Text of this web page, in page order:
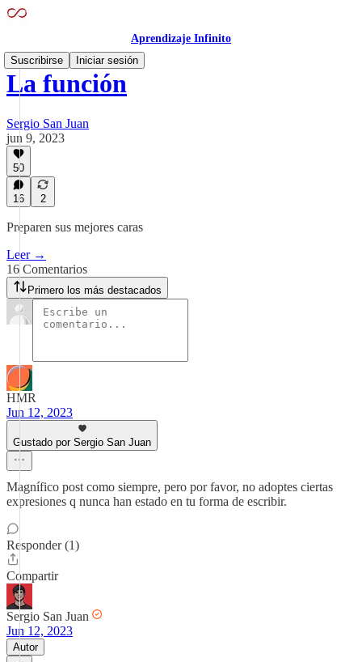
Aprendizaje Infinito
Suscribirse
Iniciar sesión
La función
Sergio San Juan
jun 9, 2023
50
16 2
Preparen sus mejores caras
Leer →
16 Comentarios
Primero los más destacados
HMR
Jun 12, 2023
Gustado por Sergio San Juan
Magnífico post como siempre, pero por favor, no adoptes ciertas
expresiones q nunca han estado en tu forma de escribir.
Responder (1)
Compartir
Sergio San Juan
Jun 12, 2023
Autor